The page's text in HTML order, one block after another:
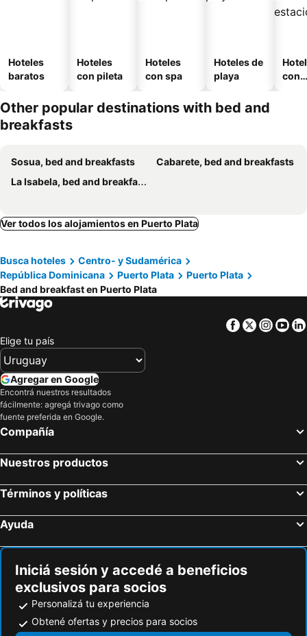
Hoteles
baratos
Hoteles
con pileta
Hoteles
con spa
Hoteles de
playa
con
Other popular destinations with bed and
breakfasts
Sosua, bed and breakfasts
Cabarete, bed and breakfasts
La Isabela, bed and breakfasts
Ver todos los alojamientos en Puerto Plata
Busca hoteles
Centro- y Sudamérica
República Dominicana
Puerto Plata
Puerto Plata
Bed and breakfast en Puerto Plata
Facebook
Twitter
Elige tu país
Agregar en Google
Encontrá nuestros resultados
fácilmente: agregá trivago como
fuente preferida en Google.
Compañía
Nuestros productos
Términos y políticas
Ayuda
Iniciá sesión y accedé a beneficios
exclusivos para socios
Personalizá tu experiencia
Obtené ofertas y precios para socios